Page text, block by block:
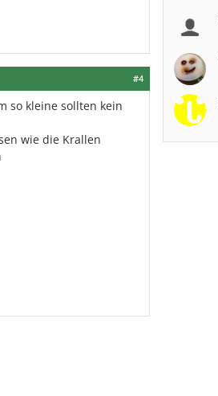
#4
so kleine sollten kein
wie die Krallen